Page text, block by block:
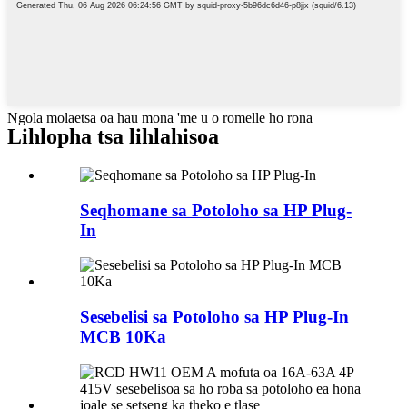
Ngola molaetsa oa hau mona 'me u o romelle ho rona
Lihlopha tsa lihlahisoa
Seqhomane sa Potoloho sa HP Plug-
In
Sesebelisi sa Potoloho sa HP Plug-In
MCB 10Ka